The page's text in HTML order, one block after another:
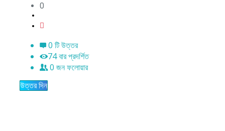
0
0 টি উত্তর
74বার প্রদর্শিত
0 জন ফলোয়ার
উত্তর দিন